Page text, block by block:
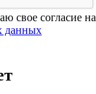
свое согласие на
данных